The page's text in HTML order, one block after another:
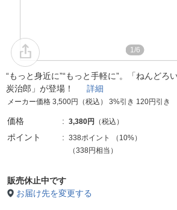
1/6
“もっと身近に”“もっと手軽に”。「ねんどろ
炭治郎」が登場！ 詳細
メーカー価格 3,500円（税込） 3%引き 120円引き
価格 3,380円 （税込）
ポイント 338ポイント （ 10%）
（338円相当）
販売休止中です
お届け先を変更する